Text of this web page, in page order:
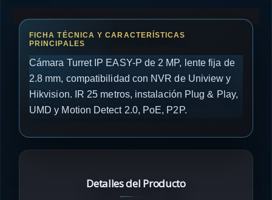
Cámara Turret IP EASY-P de 2 MP, lente fija de
2.8 mm, compatibilidad con NVR de Uniview y
Hikvision. IR 25 metros, instalación Plug & Play,
UMD y Motion Detect 2.0, PoE, P2P.
Detalles del Producto